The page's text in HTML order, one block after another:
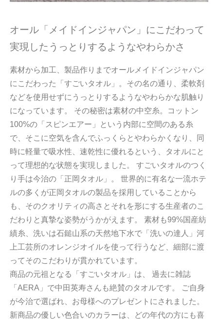
オール「メイドインジャパン」にこだわって
実現したうっとりするようなやわらかさ
素材から加工、製品作りまでオールメイドインジャパン
にこだわった「すごいタオル」。その名の通り、柔軟剤
などを使用せずにうっとりするようなやわらかな肌触り
になっています。 その秘密は素材の中空糸。コットン
100%の「スピンエアー」という内部に空間のある糸
で、そこに空気を含んでふっくらとやわらかくなり、同
時に軽量で吸水性、速乾性に優れるという、タオルにと
って理想的な状態を実現しました。 すごいタオルのつく
り手は今治の「正岡タオル」。 世界的に有名な一流ホテ
ルの多くが正岡タオルの製品を採用していることから
も、そのクオリティの高さとそれを形にする生産者のこ
だわりと真摯な姿勢がうかがえます。 素材も99%国産紡
績糸、洗いは石鎚山系の天然地下水で「洗いの達人」河
上工芸所のオレンジオイルを使って行うなど、細部に渡
ってそのこだわりが貫かれています。
商品の元祖となる「すごいタオル」は、 過去に雑誌
「AERA」で中田英寿さんも絶賛のタオルです。 ご自身
が今治で選ばれ、お母様へのプレゼントにされました。
新商品の優しい色合いのカラーは、どの年代の方にも喜